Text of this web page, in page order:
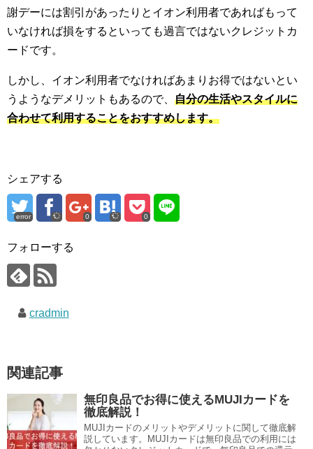
謝デーには割引があったりとイオン利用者であればもって
いなければ損をするといっても過言ではないクレジットカ
ードです。
しかし、イオン利用者でなければあまりお得ではないとい
うようなデメリットもあるので、 自分の生活やスタイルに
合わせて利用することをおすすめします。
シェアする
error 0 0
フォローする
cradmin
関連記事
無印良品でお得に使えるMUJIカードを
徹底解説！
MUJIカードのメリットやデメリットに関して徹底解
説しています。MUJIカードは無印良品での利用には